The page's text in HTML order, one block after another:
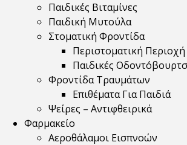
Παιδικές Βιταμίνες
Παιδική Μυτούλα
Στοματική Φροντίδα
Περιστοματική Περιοχή
Παιδικές
Φροντίδα Τραυμάτων
Επιθέματα Για Παιδιά
Ψείρες – Αντιφθειρικά
Φαρμακείο
Αεροθάλαμοι Εισπνοών